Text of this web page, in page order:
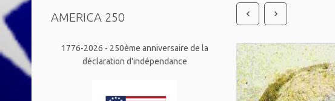
AMERICA 250
1776-2026 - 250ème anniversaire de la
déclaration d'indépendance